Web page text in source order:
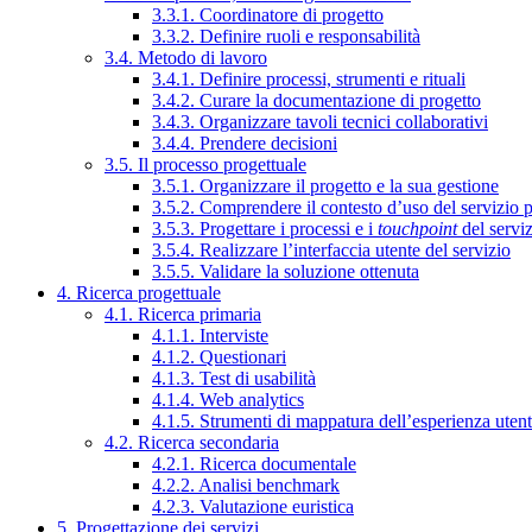
3.3.1. Coordinatore di progetto
3.3.2. Definire ruoli e responsabilità
3.4. Metodo di lavoro
3.4.1. Definire processi, strumenti e rituali
3.4.2. Curare la documentazione di progetto
3.4.3. Organizzare tavoli tecnici collaborativi
3.4.4. Prendere decisioni
3.5. Il processo progettuale
3.5.1. Organizzare il progetto e la sua gestione
3.5.2. Comprendere il contesto d’uso del servizio
3.5.3. Progettare i processi e i touchpointdel
3.5.4. Realizzare l’interfaccia utente del servizio
3.5.5. Validare la soluzione ottenuta
4. Ricerca progettuale
4.1. Ricerca primaria
4.1.1. Interviste
4.1.2. Questionari
4.1.3. Test di usabilità
4.1.4. Web analytics
4.1.5. Strumenti di mappatura dell’esperienza
4.2. Ricerca secondaria
4.2.1. Ricerca documentale
4.2.2. Analisi benchmark
4.2.3. Valutazione euristica
5. Progettazione dei servizi